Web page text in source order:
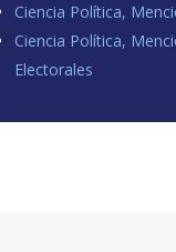
Ciencia Política,
Ciencia Política,
Electorales